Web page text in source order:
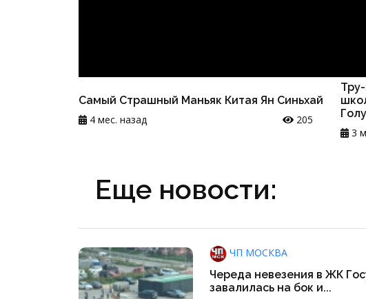
Самый Страшный Маньяк Китая Ян Синьхай
4 мес. назад
205
3
Еще новости:
ЧП МОСКВА
Череда невезения в ЖК
завалилась на бок и...